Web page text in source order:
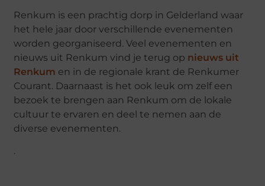
Renkum is een prachtig dorp in Gelderland waar
het hele jaar door verschillende evenementen
worden georganiseerd. Veel evenementen en
nieuws uit Renkum vind je terug op nieuws uit
Renkum en in de regionale krant de Renkumer
Courant. Daarnaast is het ook leuk om zelf een
bezoek te brengen aan Renkum om de lokale
cultuur te ervaren en deel te nemen aan de
diverse evenementen.
.